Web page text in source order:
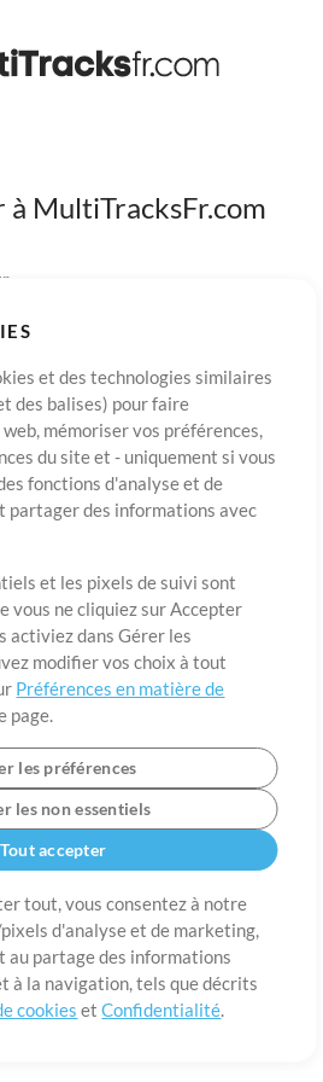
et des technologies similaires
des balises) pour faire
mémoriser vos préférences,
du site et - uniquement si vous
fonctions d'analyse et de
partager des informations avec
et les pixels de suivi sont
vous ne cliquiez sur Accepter
activiez dans Gérer les
modifier vos choix à tout
Préférences en matière de
page.
les préférences
les non essentiels
Tout accepter
tout, vous consentez à notre
d'analyse et de marketing,
au partage des informations
à la navigation, tels que décrits
cookies etConfidentialité.
à MultiTracksFr.com
Connexion
cookies
Contact
LLC. Tous droits réservés.